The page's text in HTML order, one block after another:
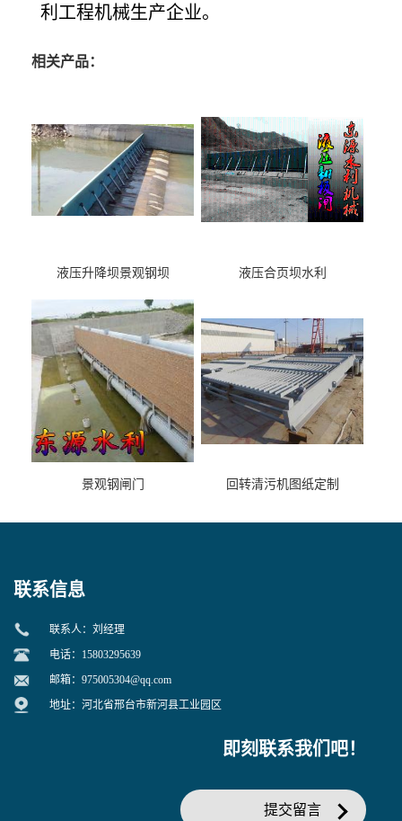
利工程机械生产企业。
相关产品：
液压升降坝景观钢坝 液压合页坝水利
景观钢闸门 回转清污机图纸定制
联系信息
联系人：刘经理
电话：15803295639
邮箱： 975005304@qq.com
地址：河北省邢台市新河县工业园区
即刻联系我们吧！
提交留言